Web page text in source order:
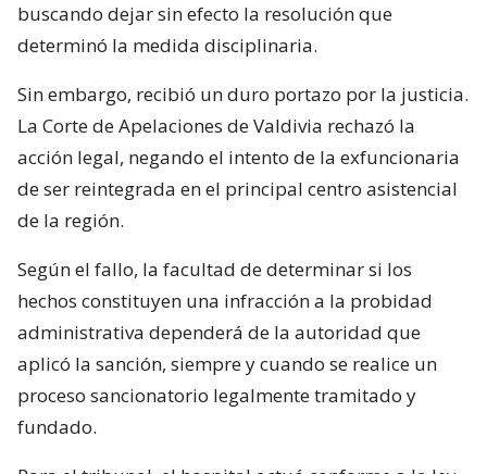
buscando dejar sin efecto la resolución que
determinó la medida disciplinaria.
Sin embargo, recibió un duro portazo por la justicia.
La Corte de Apelaciones de Valdivia rechazó la
acción legal, negando el intento de la exfuncionaria
de ser reintegrada en el principal centro asistencial
de la región.
Según el fallo, la facultad de determinar si los
hechos constituyen una infracción a la probidad
administrativa dependerá de la autoridad que
aplicó la sanción, siempre y cuando se realice un
proceso sancionatorio legalmente tramitado y
fundado.